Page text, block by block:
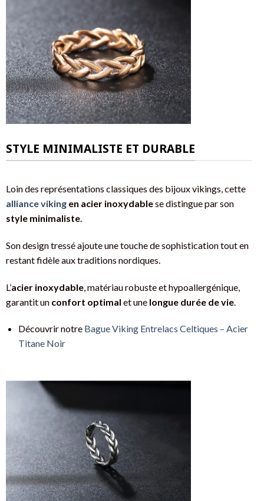
STYLE MINIMALISTE ET DURABLE
Loin des représentations classiques des bijoux vikings, cette
alliance vikingen acier inoxydablese distingue par son
style minimaliste.
Son design tressé ajoute une touche de sophistication tout en
restant fidèle aux traditions nordiques.
L’acier inoxydable, matériau robuste et hypoallergénique,
garantit un confort optimal et une longue durée de vie.
Découvrir notre Bague Viking Entrelacs Celtiques – Acier
Titane Noir